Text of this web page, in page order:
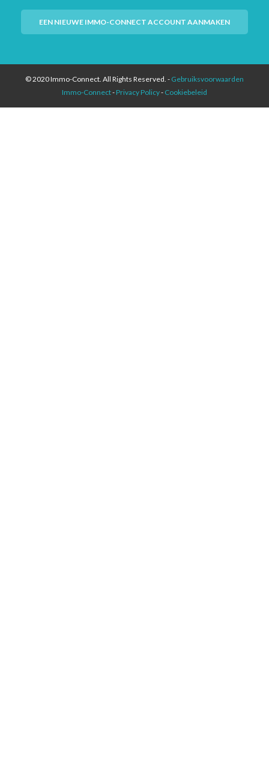
EEN NIEUWE IMMO-CONNECT ACCOUNT AANMAKEN
© 2020 Immo-Connect. All Rights Reserved. - Gebruiksvoorwaarden
Immo-Connect- Privacy Policy- Cookiebeleid